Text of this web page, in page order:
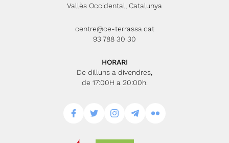
Vallès Occidental, Catalunya
centre@ce-terrassa.cat
93 788 30 30
HORARI
De dilluns a divendres,
de 17:00H a 20:00h.